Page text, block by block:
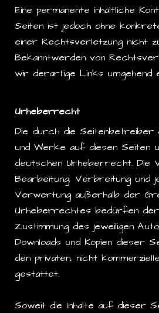
Eine permanente inhaltliche
Seiten ist jedoch ohne
einer Rechtsverletzung nicht
Bekanntwerden von
wir derartige Links umgehend
Urheberrecht
Die durch die Seitenbetreiber
und Werke auf diesen Seiten
deutschen Urheberrecht. Die
Bearbeitung, Verbreitung und
Verwertung außerhalb der
Urheberrechtes bedürfen
Zustimmung des jeweiligen
Downloads und Kopien dieser
den privaten, nicht
gestattet.
Soweit die Inhalte auf dieser